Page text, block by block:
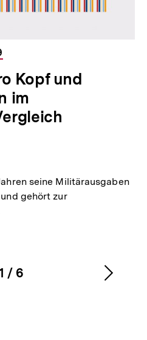
Kopf und
im
seine Militärausgaben
gehört zur
Karussellinhalt
von
/ 6